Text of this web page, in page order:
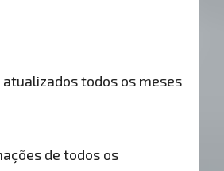
atualizados todos os meses
de todos os